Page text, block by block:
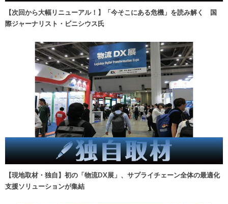
【次回から大幅リニューアル！】「今そこにある危機」を読み解く 国
際ジャーナリスト・ビニシウス氏
【現地取材・独自】初の「物流DX展」、サプライチェーン全体の最適化
支援ソリューションが集結